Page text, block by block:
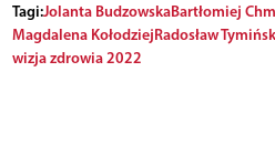
Tagi:Jolanta BudzowskaBartłomiej
Magdalena KołodziejRadosław
wizja zdrowia 2022